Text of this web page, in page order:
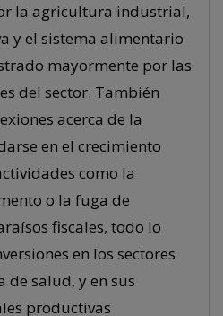
la agricultura industrial,
y el sistema alimentario
mayormente por las
del sector. También
acerca de la
en el crecimiento
como la
o la fuga de
fiscales, todo lo
en los sectores
salud, y en sus
productivas